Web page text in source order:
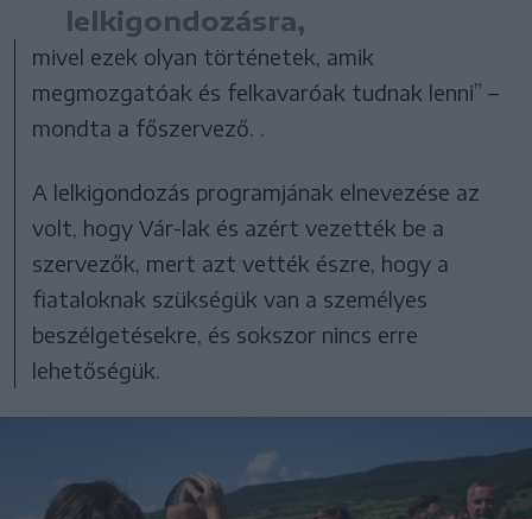
lelkigondozásra,
mivel ezek olyan történetek, amik
megmozgatóak és felkavaróak tudnak lenni” –
mondta a főszervező. .
A lelkigondozás programjának elnevezése az
volt, hogy Vár-lak és azért vezették be a
szervezők, mert azt vették észre, hogy a
fiataloknak szükségük van a személyes
beszélgetésekre, és sokszor nincs erre
lehetőségük.